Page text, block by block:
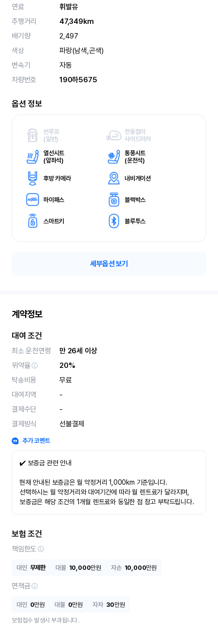
연료
휘발유
주행거리
47,349km
배기량
2,497
색상
파랑(남색,곤색)
변속기
자동
차량번호
190하5675
옵션 정보
썬루프
(일반)
전동접이
사이드미러
열선시트
(앞좌석)
통풍시트
(운전석)
후방 카메라 내비게이션
하이패스 블랙박스
스마트키 블루투스
세부옵션 보기
계약정보
대여 조건
최소 운전연령
만 26세 이상
위약율
20%
탁송비용
무료
대여지역
-
결제수단
-
결제방식
선불결제
추가 코멘트
✔️ 보증금 관련 안내
현재 안내된 보증금은 월 약정거리 1,000km 기준입니다.
선택하시는 월 약정거리와 대여기간에 따라 월 렌트료가 달라지며,
보증금은 해당 조건의 1개월 렌트료와 동일한 점 참고 부탁드립니다.
보험 조건
책임한도
대인 무제한 대물 10,000만원 자손 10,000만원
면책금
대인 0만원 대물 0만원 자차 30만원
보험접수 발생시 부과됩니다.